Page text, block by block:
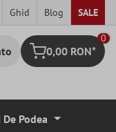
Ghid Blog SALE
Warenkorb
0
0,00 RON*
Podea